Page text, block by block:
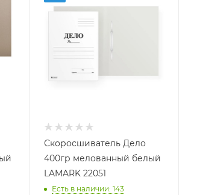
Скоросшиватель Дело
400гр мелованный белый
LAMARK 22051
Есть в наличии: 143